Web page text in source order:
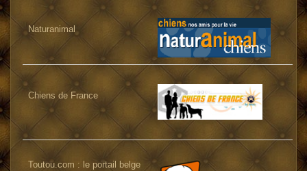
Naturanimal
Chiens de France
Toutou.com : le portail belge